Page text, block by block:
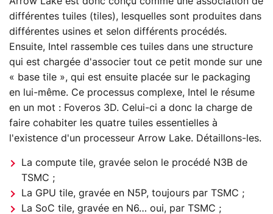
différentes tuiles (tiles), lesquelles sont produites dans
différentes usines et selon différents procédés.
Ensuite, Intel rassemble ces tuiles dans une structure
qui est chargée d'associer tout ce petit monde sur une
« base tile », qui est ensuite placée sur le packaging
en lui-même. Ce processus complexe, Intel le résume
en un mot : Foveros 3D. Celui-ci a donc la charge de
faire cohabiter les quatre tuiles essentielles à
l'existence d'un processeur Arrow Lake. Détaillons-les.
La compute tile, gravée selon le procédé N3B de
TSMC ;
La GPU tile, gravée en N5P, toujours par TSMC ;
La SoC tile, gravée en N6… oui, par TSMC ;